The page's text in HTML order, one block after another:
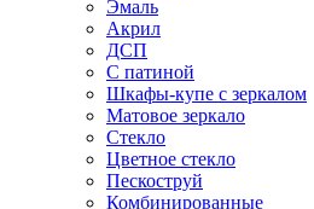
Эмаль
Акрил
ДСП
С патиной
Шкафы-купе с зеркалом
Матовое зеркало
Стекло
Цветное стекло
Пескоструй
Комбинированные